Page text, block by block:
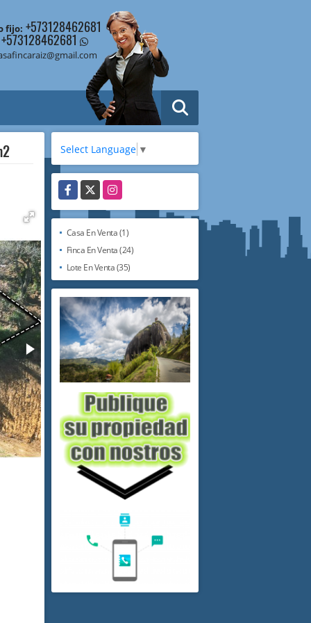
fijo: +573128462681
+573128462681
Select Language ▼
Facebook
X Instagram
Casa En Venta (1)
Finca En Venta (24)
Lote En Venta (35)